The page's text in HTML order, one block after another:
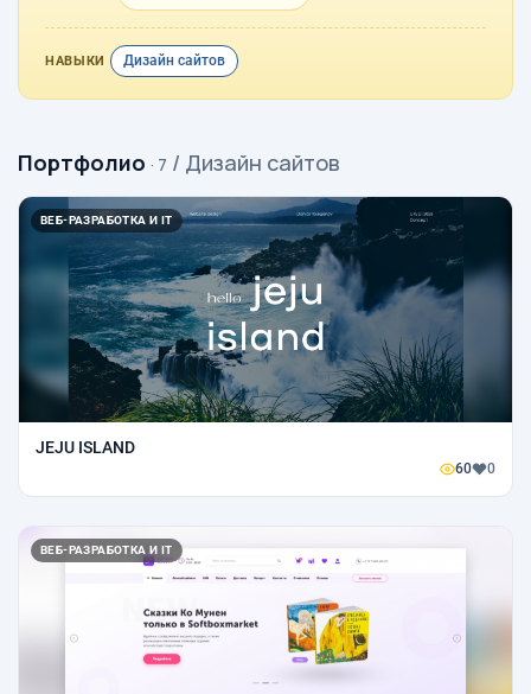
НАВЫКИ Дизайн сайтов
Портфолио · 7 / Дизайн сайтов
ВЕБ-РАЗРАБОТКА И IT
JEJU ISLAND
60 0
ВЕБ-РАЗРАБОТКА И IT